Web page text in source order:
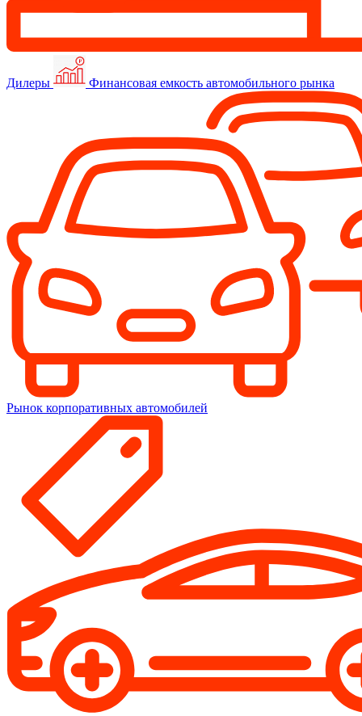
Дилеры Финансовая емкость автомобильного рынка
Рынок корпоративных автомобилей